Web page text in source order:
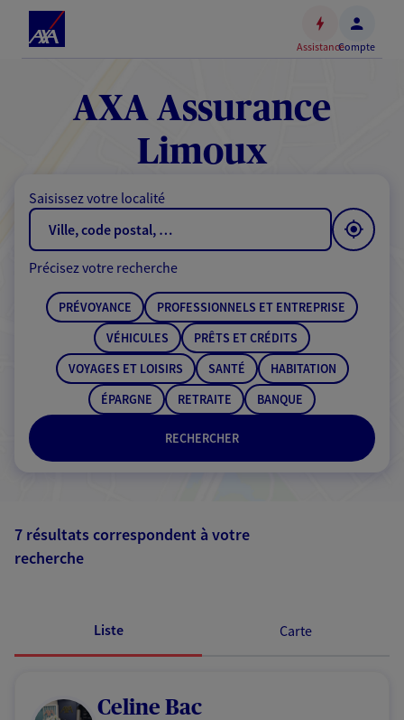
Accéder
contenu
principal
Accéder
au
de
AssistanceCompte
AXA Assurance
Limoux
Saisissez votre localité
RECHERCHER
Précisez votre recherche
PRÉVOYANCE
PROFESSIONNELS ET ENTREPRISE
VÉHICULES
PRÊTS ET CRÉDITS
VOYAGES ET LOISIRS
SANTÉ
HABITATION
ÉPARGNE
RETRAITE BANQUE
7 résultats correspondent à votre
recherche
Liste Carte
Celine Bac